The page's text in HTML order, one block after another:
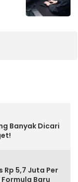
Banyak Dicari
Rp 5,7 Juta Per
Baru